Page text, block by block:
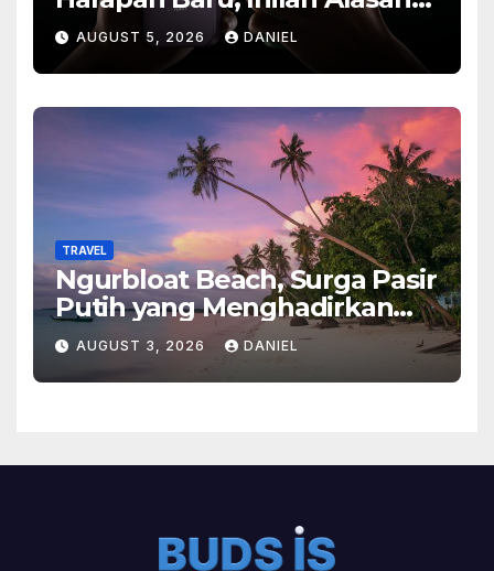
Banyak Orang Menantikan
Ponsel Flagship Ini
AUGUST 5, 2026 DANIEL
TRAVEL
Ngurbloat Beach, Surga Pasir
Putih yang Menghadirkan
Ketenangan dan Pesona
Alam Tak Terlupakan
AUGUST 3, 2026 DANIEL